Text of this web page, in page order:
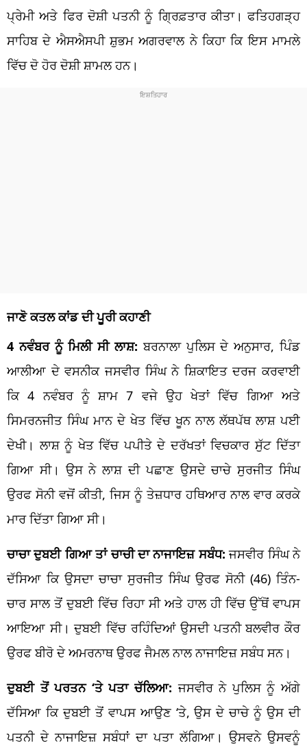
ਪ੍ਰੇਮੀ ਅਤੇ ਫਿਰ ਦੋਸ਼ੀ ਪਤਨੀ ਨੂੰ ਗ੍ਰਿਫ਼ਤਾਰ ਕੀਤਾ। ਫਤਿਹਗੜ੍ਹ
ਸਾਹਿਬ ਦੇ ਐਸਐਸਪੀ ਸ਼ੁਭਮ ਅਗਰਵਾਲ ਨੇ ਕਿਹਾ ਕਿ ਇਸ ਮਾਮਲੇ
ਵਿੱਚ ਦੋ ਹੋਰ ਦੋਸ਼ੀ ਸ਼ਾਮਲ ਹਨ।
ਜਾਣੋ ਕਤਲ ਕਾਂਡ ਦੀ ਪੂਰੀ ਕਹਾਣੀ
4 ਨਵੰਬਰ ਨੂੰ ਮਿਲੀ ਸੀ ਲਾਸ਼: ਬਰਨਾਲਾ ਪੁਲਿਸ ਦੇ ਅਨੁਸਾਰ, ਪਿੰਡ
ਆਲੀਆ ਦੇ ਵਸਨੀਕ ਜਸਵੀਰ ਸਿੰਘ ਨੇ ਸ਼ਿਕਾਇਤ ਦਰਜ ਕਰਵਾਈ
ਕਿ 4 ਨਵੰਬਰ ਨੂੰ ਸ਼ਾਮ 7 ਵਜੇ ਉਹ ਖੇਤਾਂ ਵਿੱਚ ਗਿਆ ਅਤੇ
ਸਿਮਰਨਜੀਤ ਸਿੰਘ ਮਾਨ ਦੇ ਖੇਤ ਵਿੱਚ ਖੂਨ ਨਾਲ ਲੱਥਪੱਥ ਲਾਸ਼ ਪਈ
ਦੇਖੀ। ਲਾਸ਼ ਨੂੰ ਖੇਤ ਵਿੱਚ ਪਪੀਤੇ ਦੇ ਦਰੱਖਤਾਂ ਵਿਚਕਾਰ ਸੁੱਟ ਦਿੱਤਾ
ਗਿਆ ਸੀ। ਉਸ ਨੇ ਲਾਸ਼ ਦੀ ਪਛਾਣ ਉਸਦੇ ਚਾਚੇ ਸੁਰਜੀਤ ਸਿੰਘ
ਉਰਫ ਸੋਨੀ ਵਜੋਂ ਕੀਤੀ, ਜਿਸ ਨੂੰ ਤੇਜ਼ਧਾਰ ਹਥਿਆਰ ਨਾਲ ਵਾਰ ਕਰਕੇ
ਮਾਰ ਦਿੱਤਾ ਗਿਆ ਸੀ।
ਚਾਚਾ ਦੁਬਈ ਗਿਆ ਤਾਂ ਚਾਚੀ ਦਾ ਨਾਜਾਇਜ਼ ਸਬੰਧ: ਜਸਵੀਰ ਸਿੰਘ ਨੇ
ਦੱਸਿਆ ਕਿ ਉਸਦਾ ਚਾਚਾ ਸੁਰਜੀਤ ਸਿੰਘ ਉਰਫ ਸੋਨੀ (46) ਤਿੰਨ-
ਚਾਰ ਸਾਲ ਤੋਂ ਦੁਬਈ ਵਿੱਚ ਰਿਹਾ ਸੀ ਅਤੇ ਹਾਲ ਹੀ ਵਿੱਚ ਉੱਥੋਂ ਵਾਪਸ
ਆਇਆ ਸੀ। ਦੁਬਈ ਵਿੱਚ ਰਹਿੰਦਿਆਂ ਉਸਦੀ ਪਤਨੀ ਬਲਵੀਰ ਕੌਰ
ਉਰਫ ਬੀਰੋ ਦੇ ਅਮਰਨਾਥ ਉਰਫ ਜੈਮਲ ਨਾਲ ਨਾਜਾਇਜ਼ ਸਬੰਧ ਸਨ।
ਦੁਬਈ ਤੋਂ ਪਰਤਨ ‘ਤੇ ਪਤਾ ਚੱਲਿਆ: ਜਸਵੀਰ ਨੇ ਪੁਲਿਸ ਨੂੰ ਅੱਗੇ
ਦੱਸਿਆ ਕਿ ਦੁਬਈ ਤੋਂ ਵਾਪਸ ਆਉਣ ‘ਤੇ, ਉਸ ਦੇ ਚਾਚੇ ਨੂੰ ਉਸ ਦੀ
ਪਤਨੀ ਦੇ ਨਾਜਾਇਜ਼ ਸਬੰਧਾਂ ਦਾ ਪਤਾ ਲੱਗਿਆ। ਉਸਵਨੇ ਉਸਵਨੂੰ